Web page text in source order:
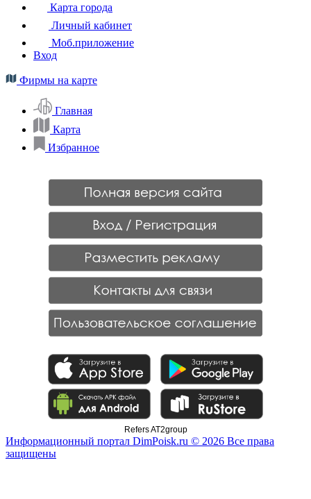
Карта города
Личный кабинет
Моб.приложение
Вход
Фирмы на карте
Главная
Карта
Избранное
Refers AT2group
Информационный портал DimPoisk.ru © 2026 Все права
защищены